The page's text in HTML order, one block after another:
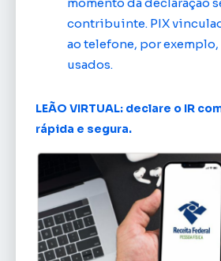
contribuinte. PIX
ao telefone, por
usados.
LEÃO VIRTUAL: declare o IR
rápida e segura.